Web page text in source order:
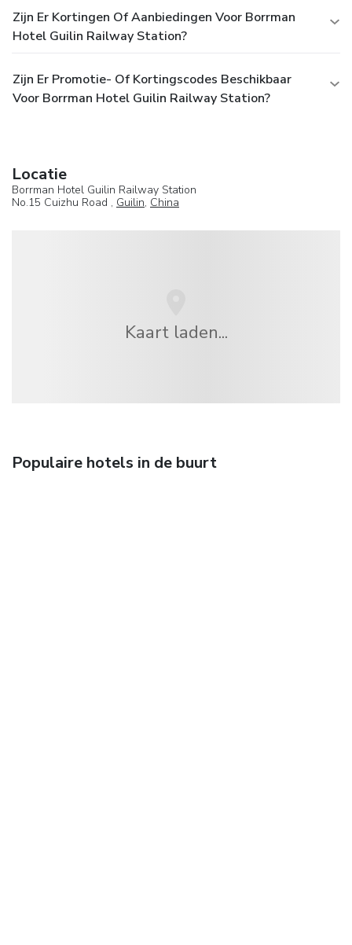
Zijn Er Kortingen Of Aanbiedingen Voor Borrman
Hotel Guilin Railway Station?
Zijn Er Promotie- Of Kortingscodes Beschikbaar
Voor Borrman Hotel Guilin Railway Station?
Locatie
Borrman Hotel Guilin Railway Station
No.15 Cuizhu Road , Guilin, China
Kaart laden...
Populaire hotels in de buurt